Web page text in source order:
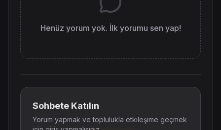
Henüz yorum yok. İlk yorumu sen yap!
Sohbete Katılın
Yorum yapmak ve toplulukla etkileşime geçmek